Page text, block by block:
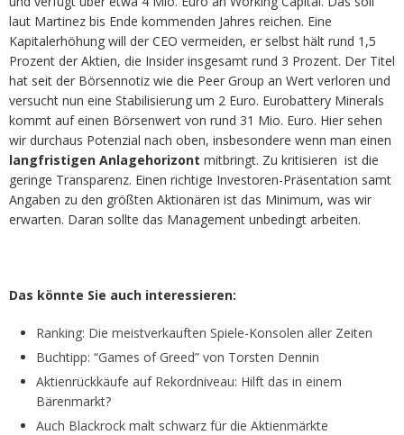
laut Martinez bis Ende kommenden Jahres reichen. Eine
Kapitalerhöhung will der CEO vermeiden, er selbst hält rund 1,5
Prozent der Aktien, die Insider insgesamt rund 3 Prozent. Der Titel
hat seit der Börsennotiz wie die Peer Group an Wert verloren und
versucht nun eine Stabilisierung um 2 Euro. Eurobattery Minerals
kommt auf einen Börsenwert von rund 31 Mio. Euro. Hier sehen
wir durchaus Potenzial nach oben, insbesondere wenn man einen
langfristigen Anlagehorizont mitbringt. Zu kritisieren ist die
geringe Transparenz. Einen richtige Investoren-Präsentation samt
Angaben zu den größten Aktionären ist das Minimum, was wir
erwarten. Daran sollte das Management unbedingt arbeiten.
Das könnte Sie auch interessieren:
Ranking: Die meistverkauften Spiele-Konsolen aller Zeiten
Buchtipp: “Games of Greed” von Torsten Dennin
Aktienrückkäufe auf Rekordniveau: Hilft das in einem
Bärenmarkt?
Auch Blackrock malt schwarz für die Aktienmärkte